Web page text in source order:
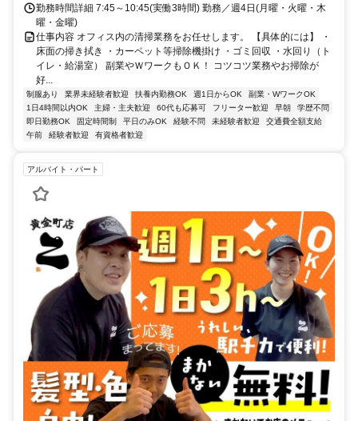
勤務時間詳細 7:45～10:45(実働3時間) 勤務／週4日(月曜・火曜・木
曜・金曜)
仕事内容 オフィス内の清掃業務をお任せします。 【具体的には】 ・
床面の掃き拭き ・カーペット等掃除機掛け ・ゴミ回収 ・水回り（ト
イレ・給湯室） 副業やＷワークもＯＫ！ コツコツ業務やお掃除が
好...
制服あり 業界未経験者歓迎 扶養内勤務OK 週1日からOK
副業・WワークOK
1日4時間以内OK
主婦・主夫歓迎 60代も応募可 フリーター歓迎 早朝
学歴不問
即日勤務OK
固定時間制 平日のみOK 経験不問 未経験者歓迎
交通費全額支給
午前
経験者歓迎 有資格者歓迎
アルバイト・パート